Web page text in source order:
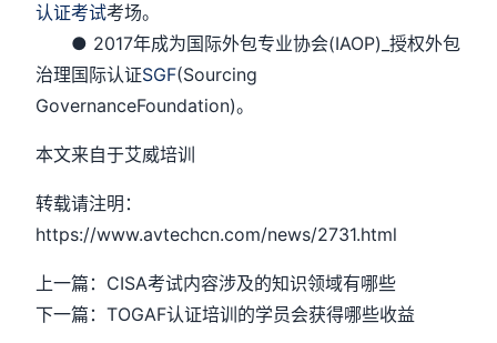
认证考试考场。
● 2017年成为国际外包专业协会(IAOP)_授权外包
治理国际认证SGF(Sourcing
GovernanceFoundation)。
本文来自于艾威培训
转载请注明：
https://www.avtechcn.com/news/2731.html
上一篇：CISA考试内容涉及的知识领域有哪些
下一篇：TOGAF认证培训的学员会获得哪些收益